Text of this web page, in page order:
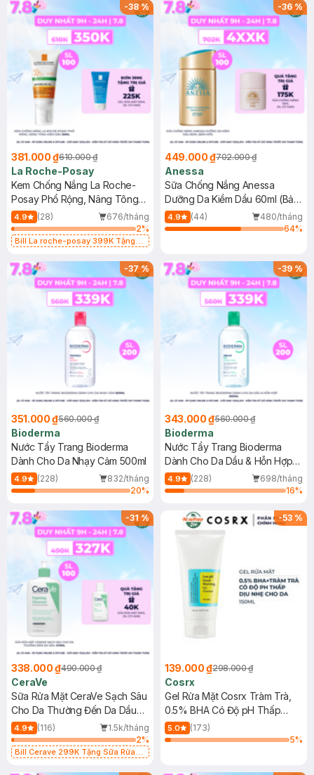
-38%
381.000 ₫610.000 ₫
La Roche-Posay
Kem Chống Nắng La Roche-
Posay Phổ Rộng, Nâng Tông
Kiềm Dầu 50ml
4.9 (28)
676/tháng
2%
Bill La roche-posay 399K Tặng
(SL có hạn)
-36%
449.000 ₫702.000 ₫
Anessa
Sữa Chống Nắng Anessa
Dưỡng Da Kiềm Dầu 60ml (Bản
Mới)
4.9 (44)
480/tháng
64%
-37%
351.000 ₫560.000 ₫
Bioderma
Nước Tẩy Trang Bioderma
Dành Cho Da Nhạy Cảm 500ml
4.9 (228)
832/tháng
20%
-39%
343.000 ₫560.000 ₫
Bioderma
Nước Tẩy Trang Bioderma
Dành Cho Da Dầu & Hỗn Hợp
500ml
4.9 (228)
698/tháng
16%
-31%
338.000 ₫490.000 ₫
CeraVe
Sữa Rửa Mặt CeraVe Sạch Sâu
Cho Da Thường Đến Da Dầu
473ml
4.9 (116)
1.5k/tháng
2%
Bill Cerave 299K Tặng Sữa Rửa
-53 %
139.000 ₫298.000 ₫
Cosrx
Gel Rửa Mặt Cosrx Tràm Trà,
0.5% BHA Có Độ pH Thấp
150ml
5.0
(173)
5%